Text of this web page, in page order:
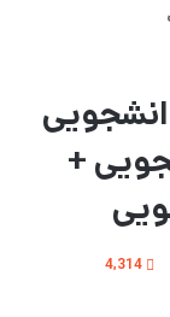
+
4,314